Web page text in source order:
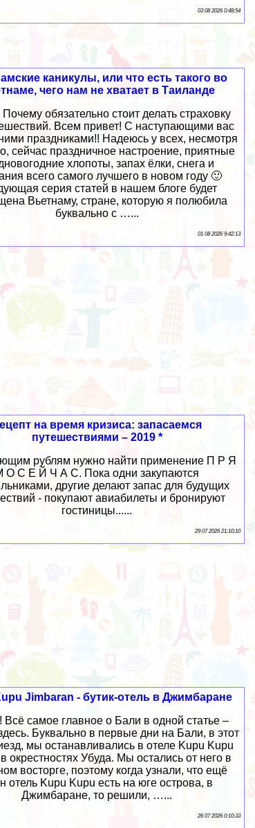
03 08 2026 0:48:54
каникулы, или что есть такого во
чего нам не хватает в Таиланде
обязательно стоит делать страховку
Всем привет! С наступающими вас
праздниками!! Надеюсь у всех, несмотря
сейчас праздничное настроение, приятные
хлопоты, запах ёлки, снега и
всего самого лучшего в новом году 🙂
серия статей в нашем блоге будет
Вьетнаму, стране, которую я полюбила
буквально с …...
01 08 2026 9:42:13
на время кризиса: запасаемся
путешествиями – 2019 *
рублям нужно найти применение П Р Я
О С Е Й Ч А С. Пока одни закупаются
другие делают запас для будущих
- покупают авиабилеты и бронируют
гостиницы......
29 07 2026 21:10:10
Jimbaran - бутик-отель в Джимбаране
Всё самое главное о Бали в одной статье –
Буквально в первые дни на Бали, в этот
мы останавливались в отеле Kupu Kupu
окрестностях Убуда. Мы остались от него в
восторге, поэтому когда узнали, что ещё
отель Kupu Kupu есть на юге острова, в
Джимбаране, то решили, …...
26 07 2026 0:10:33